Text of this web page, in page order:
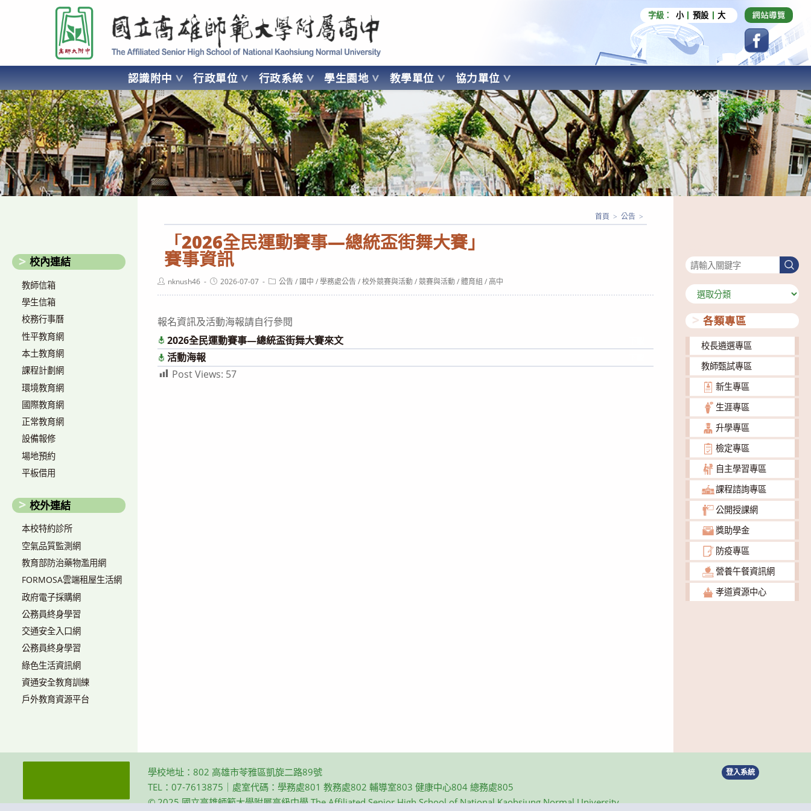
要
容
國立高雄師範大學附屬高級中學 Affiliated Senior High School of National Kaohsiung Normal University
字級： 小 預設 大
認識附中 行政單位 行政系統 學生園地 教學單位 協力單位
AFFILIATED SENIOR HIGH SCHOOL OF NATIONAL KAOHSIUNG NORMAL UNIVERSITY
「2026全民運動賽事—總統盃街舞大賽」
賽事資訊
首頁 > 公告 >
Postnknush46
Post2026-07-07
Post公告 / 國中 / 學務處公告 / 校外競賽與活動 / 競賽與活動 / 體育組 / 高中
報名資訊及活動海報請自行參閱
2026全民運動賽事—總統盃街舞大賽來文
活動海報
Post Views: 57
校內連結
教師信箱
學生信箱
校務行事曆
性平教育網
本土教育網
課程計劃網
環境教育網
國際教育網
正常教育網
設備報修
場地預約
平板借用
校外連結
本校特約診所
空氣品質監測網
教育部防治藥物濫用網
FORMOSA雲端租屋生活網
政府電子採購網
公務員終身學習
交通安全入口網
公務員終身學習
綠色生活資訊網
資通安全教育訓練
戶外教育資源平台
搜
尋
分
類
各類專區
校長遴選專區
教師甄試專區
新生專區
生涯專區
升學專區
檢定專區
自主學習專區
課程諮詢專區
公開授課網
獎助學金
防疫專區
營養午餐資訊網
孝道資源中心
學校地址：802 高雄市苓雅區凱旋二路89號
TEL：07-7613875｜處室代碼：學務處801 教務處802 輔導室803 健康中心804 總務處805
© 2025 國立高雄師範大學附屬高級中學 The Affiliated Senior High School of National Kaohsiung Normal University
登入系統